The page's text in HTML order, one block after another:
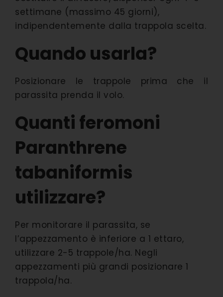
settimane (massimo 45 giorni),
indipendentemente dalla trappola scelta.
Quando usarla?
Posizionare le trappole prima che il
parassita prenda il volo.
Quanti feromoni
Paranthrene
tabaniformis
utilizzare?
Per monitorare il parassita, se
l’appezzamento è inferiore a 1 ettaro,
utilizzare 2-5 trappole/ha. Negli
appezzamenti più grandi posizionare 1
trappola/ha.